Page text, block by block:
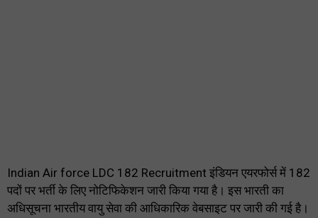
Indian Air force LDC 182 Recruitment इंडियन एयरफोर्स में 182
पदों पर भर्ती के लिए नोटिफिकेशन जारी किया गया है। इस भारती का
अधिसूचना भारतीय वायु सेवा की आधिकारिक वेबसाइट पर जारी की गई है।